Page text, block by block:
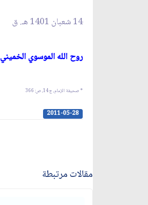
14 شعبان 1401 هـ. ق‏
روح الله الموسوي الخميني‏
* صحيفة الإمام، ج‏14، ص: 366
2011-05-28
مقالات مرتبطة